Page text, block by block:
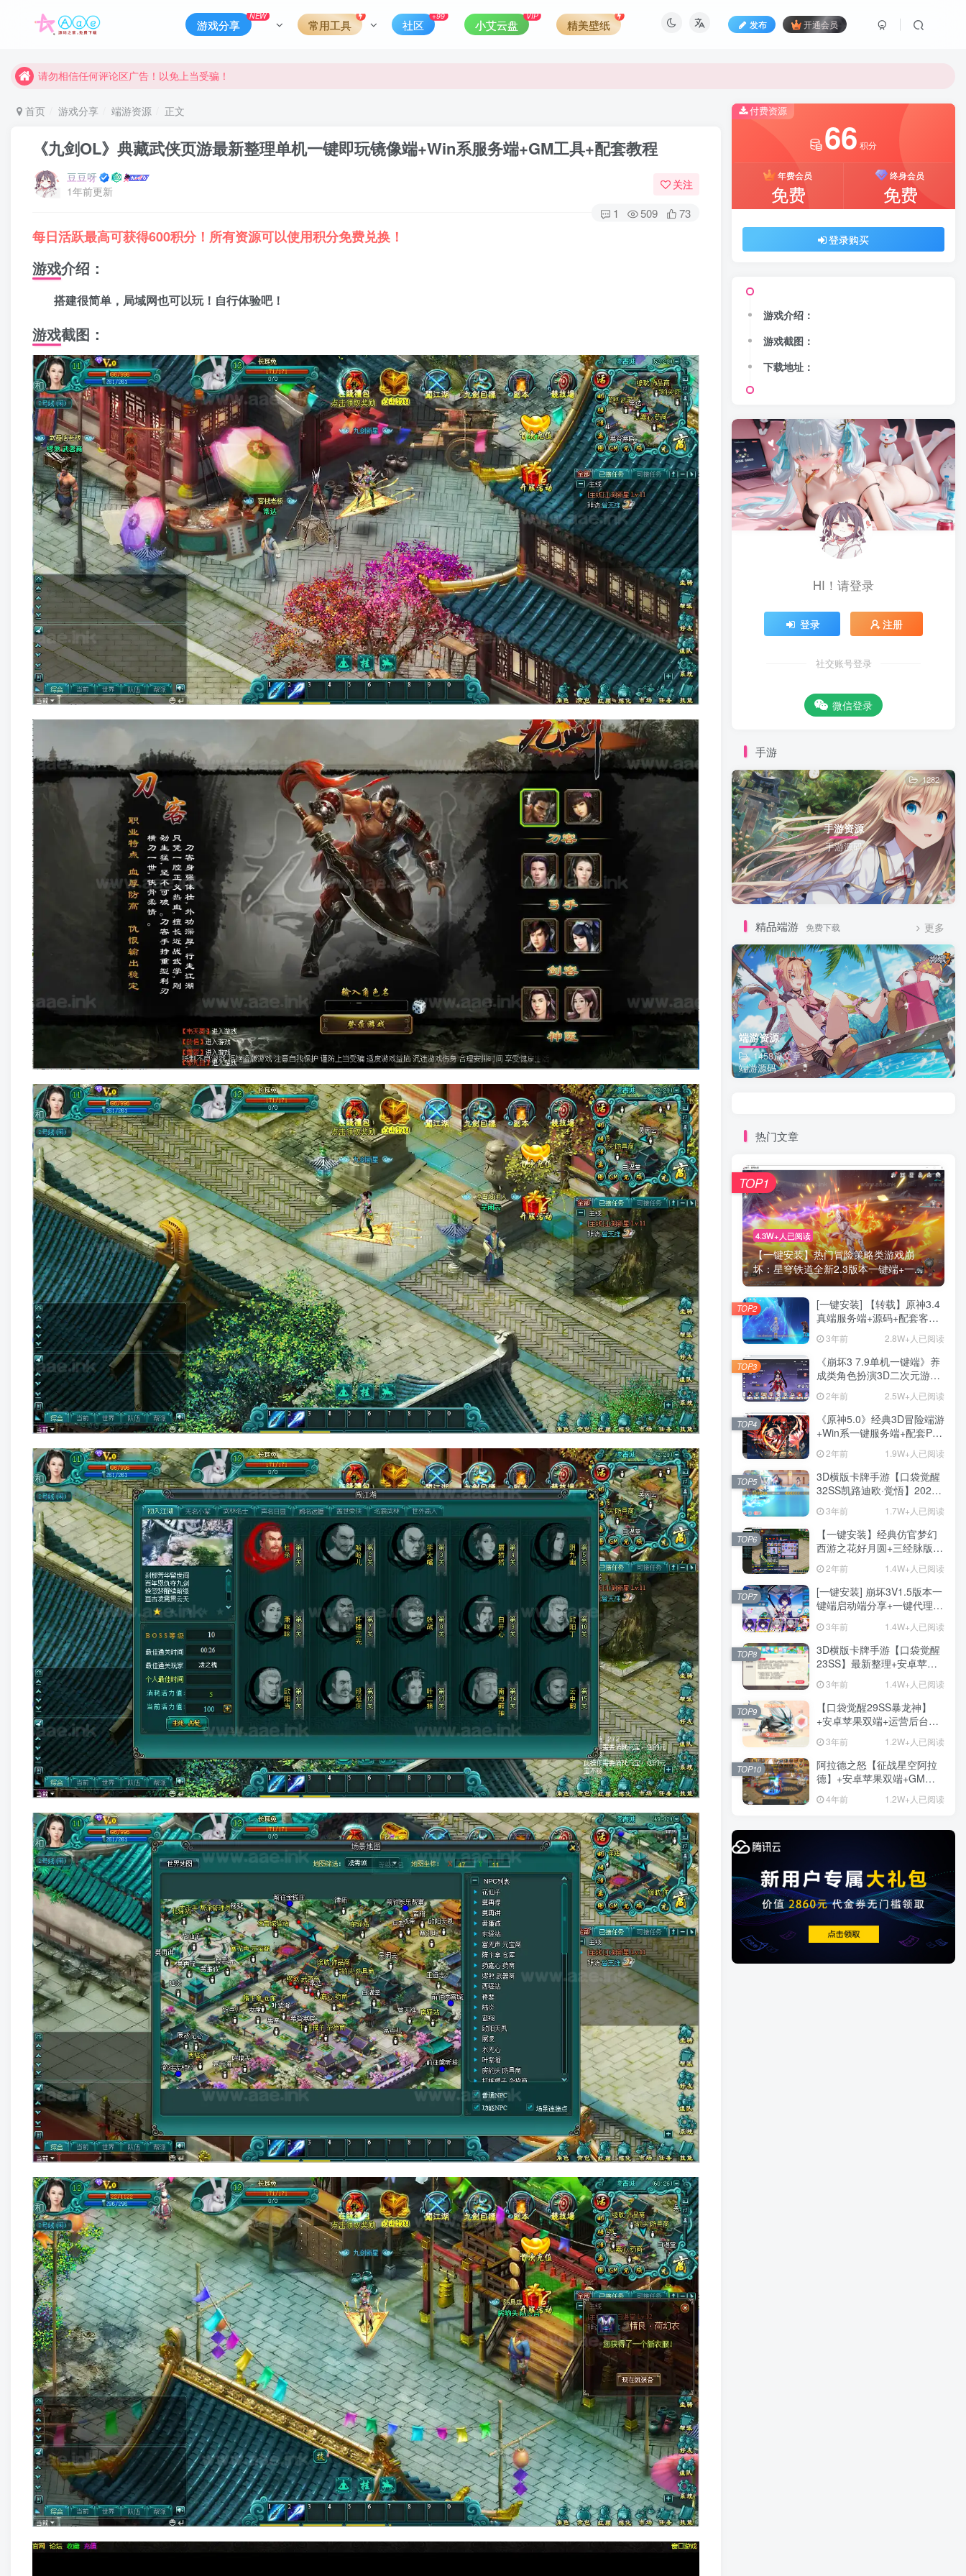
发布 开通会员
游戏分享
NEW
常用工具 社区
+99
小艾云盘
VIP
精美壁纸
现在赞助会员享受专属折扣，详情点击此条公告。
本网站的文章部分内容可能来源于网络，仅供大家学习与参考，如有侵权，请联系站长QQ466107887进行删除处理。
首页 游戏分享 端游资源 正文
《九剑OL》典藏武侠页游最新整理单机一键即玩镜像端+Win系服务端+GM工具+配套教程
豆豆呀
1年前更新
关注
1 509 73
每日活跃最高可获得600积分！所有资源可以使用积分免费兑换！
游戏介绍：
搭建很简单，局域网也可以玩！自行体验吧！
游戏截图：
付费资源
66 积分
年费会员
免费
终身会员
免费
登录购买
游戏介绍：
游戏截图：
下载地址：
HI！请登录
登录 注册
社交账号登录
微信登录
手游
手游资源
手游源码
1282
精品端游 免费下载 更多
端游资源
1458篇文章
端游源码
热门文章
4.3W+人已阅读
【一键安装】热门冒险策略类游戏崩
坏：星穹铁道全新2.3版本一键端+一...
TOP1
[一键安装] 【转载】原神3.4
真端服务端+源码+配套客户
说明文件
3年前 2.8W+人已阅读
TOP2
《崩坏3 7.9单机一键端》养
成类角色扮演3D二次元游
戏、单机一键端、全角色可
用、无限资源、附带保姆级
安装教程
2年前 2.5W+人已阅读
TOP3
《原神5.0》经典3D冒险端游
+Win系一键服务端+配套PC
客户端+新版割草机+全系卡
池文件
2年前 1.9W+人已阅读
TOP4
3D横版卡牌手游【口袋觉醒
32SS凯路迪欧·觉悟】2023
整理Centos手工端服务端
+支付对接+安卓苹果双端+运
营后台+GM授权后台+代理
后台
3年前 1.7W+人已阅读
TOP5
【一键安装】经典仿官梦幻
西游之花好月圆+三经脉版本
+助战分角色+VIP礼包+会员
卡+剧情活动+视频搭建及其
他修改资料
2年前 1.4W+人已阅读
TOP6
[一键安装] 崩坏3V1.5版本一
键端启动端分享+一键代理
ID+详细指令+极简一键修改
3年前 1.4W+人已阅读
TOP7
3D横版卡牌手游【口袋觉醒
23SS】最新整理+安卓苹果
细搭建教程
3年前 1.4W+人已阅读
TOP8
【口袋觉醒29SS暴龙神】
+安卓苹果双端+运营后台
端3年前 1.2W+人已阅读
TOP9
阿拉德之怒【征战星空阿拉
德】+安卓苹果双端+GM授
+详细教程
4年前 1.2W+人已阅读
TOP10